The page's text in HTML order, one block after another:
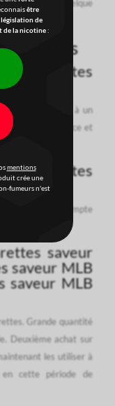
envie de quelque
6garettes
j'ai vapoter et à un
content du service et
6garettes
rapidement compte
saveur
saveur MLB
saveur MLB
Grande quantité
Deuxième achat sur
les utiliser à
cette période de
être
législation de
de la nicotine:
mentions
crée une
fumeurs n'est